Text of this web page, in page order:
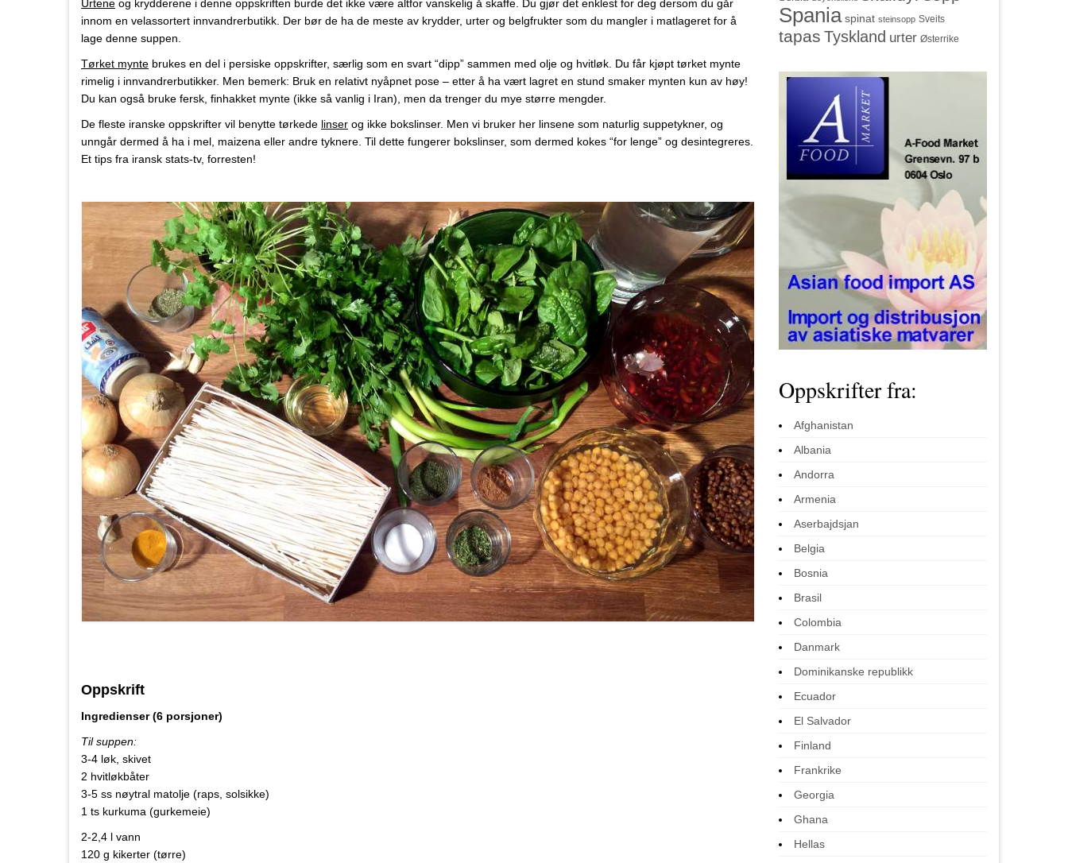
Urtene og krydderene i denne oppskriften burde det ikke være altfor vanskelig å skaffe. Du gjør det enklest for deg dersom du går
innom en velassortert innvandrerbutikk. Der bør de ha de meste av krydder, urter og belgfrukter som du mangler i matlageret for å
lage denne suppen.
Tørket mynte brukes en del i persiske oppskrifter, særlig som en svart “dipp” sammen med olje og hvitløk. Du får kjøpt tørket mynte
rimelig i innvandrerbutikker. Men bemerk: Bruk en relativt nyåpnet pose – etter å ha vært lagret en stund smaker mynten kun av høy!
Du kan også bruke fersk, finhakket mynte (ikke så vanlig i Iran), men da trenger du mye større mengder.
De fleste iranske oppskrifter vil benytte tørkede linser og ikke bokslinser. Men vi bruker her linsene som naturlig suppetykner, og
unngår dermed å ha i mel, maizena eller andre tyknere. Til dette fungerer bokslinser, som dermed kokes “for lenge” og desintegreres.
Et tips fra iransk stats-tv, forresten!
Oppskrift
Ingredienser (6 porsjoner)
Til suppen:
3-4 løk, skivet
2 hvitløkbåter
3-5 ss nøytral matolje (raps, solsikke)
1 ts kurkuma (gurkemeie)
2-2,4 l vann
120 g kikerter (tørre)
Spania spinat steinsopp Sveits
tapas Tyskland urter Østerrike
Oppskrifter fra:
Afghanistan
Albania
Andorra
Armenia
Aserbajdsjan
Belgia
Bosnia
Brasil
Colombia
Danmark
Dominikanske republikk
Ecuador
El Salvador
Finland
Frankrike
Georgia
Ghana
Hellas